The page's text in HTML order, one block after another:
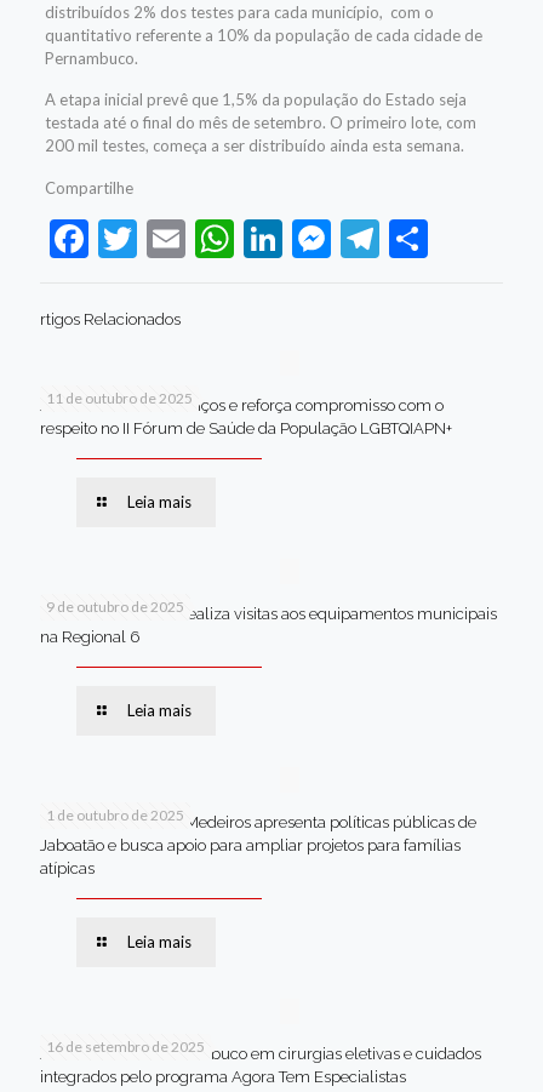
distribuídos 2% dos testes para cada município, com o
quantitativo referente a 10% da população de cada cidade de
Pernambuco.
A etapa inicial prevê que 1,5% da população do Estado seja
testada até o final do mês de setembro. O primeiro lote, com
200 mil testes, começa a ser distribuído ainda esta semana.
Compartilhe
Facebook
Twitter
EmailWhatsApp
LinkedIn
Messenger
Telegram
Share
rtigos Relacionados
11 de outubro de 2025
Jaboatão celebra avanços e reforça compromisso com o
respeito no II Fórum de Saúde da População LGBTQIAPN+
Leia mais
9 de outubro de 2025
Van dos secretários realiza visitas aos equipamentos municipais
na Regional 6
Leia mais
1 de outubro de 2025
Em Brasília, Andréa Medeiros apresenta políticas públicas de
Jaboatão e busca apoio para ampliar projetos para famílias
atípicas
Leia mais
16 de setembro de 2025
Jaboatão lidera Pernambuco em cirurgias eletivas e cuidados
integrados pelo programa Agora Tem Especialistas